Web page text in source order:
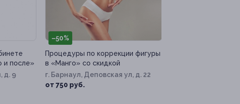
и после»
д. 9
–50%
Процедуры по коррекции фигуры
в «Манго» со скидкой
г. Барнаул, Деповская ул, д. 22
от 750 руб.